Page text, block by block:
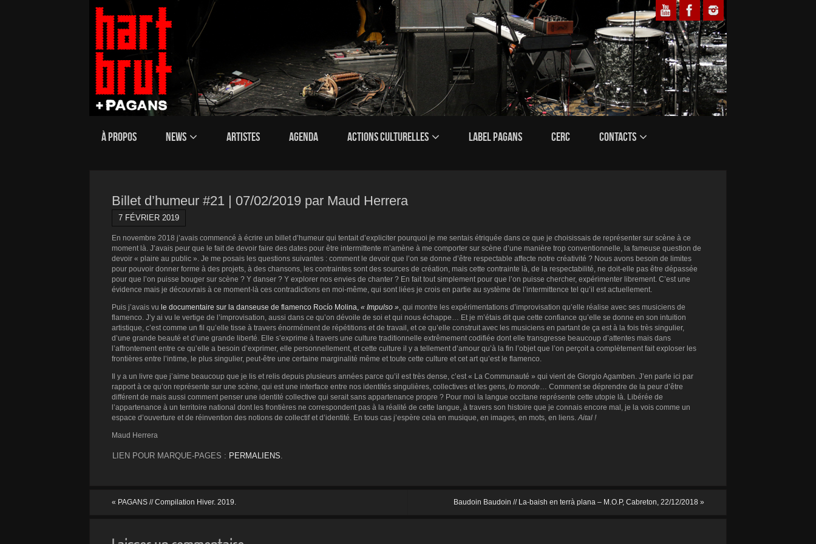
À PROPOS NEWS ARTISTES AGENDA ACTIONS CULTURELLES LABEL PAGANS CERC CONTACTS
Billet d’humeur #21 | 07/02/2019 par Maud Herrera
7 FÉVRIER 2019
En novembre 2018 j’avais commencé à écrire un billet d’humeur qui tentait d’expliciter pourquoi je me sentais étriquée dans ce que je choisissais de représenter sur scène à ce
moment là. J’avais peur que le fait de devoir faire des dates pour être intermittente m’amène à me comporter sur scène d’une manière trop conventionnelle, la fameuse question de
devoir « plaire au public ». Je me posais les questions suivantes : comment le devoir que l’on se donne d’être respectable affecte notre créativité ? Nous avons besoin de limites
pour pouvoir donner forme à des projets, à des chansons, les contraintes sont des sources de création, mais cette contrainte là, de la respectabilité, ne doit-elle pas être dépassée
pour que l’on puisse bouger sur scène ? Y danser ? Y explorer nos envies de chanter ? En fait tout simplement pour que l’on puisse chercher, expérimenter librement. C’est une
évidence mais je découvrais à ce moment-là ces contradictions en moi-même, qui sont liées je crois en partie au système de l’intermittence tel qu’il est actuellement.
Puis j’avais vu le documentaire sur la danseuse de flamenco Rocío Molina, « Impulso », qui montre les expérimentations d’improvisation qu’elle réalise avec ses musiciens de
flamenco. J’y ai vu le vertige de l’improvisation, aussi dans ce qu’on dévoile de soi et qui nous échappe… Et je m’étais dit que cette confiance qu’elle se donne en son intuition
artistique, c’est comme un fil qu’elle tisse à travers énormément de répétitions et de travail, et ce qu’elle construit avec les musiciens en partant de ça est à la fois très singulier,
d’une grande beauté et d’une grande liberté. Elle s’exprime à travers une culture traditionnelle extrêmement codifiée dont elle transgresse beaucoup d’attentes mais dans
l’affrontement entre ce qu’elle a besoin d’exprimer, elle personnellement, et cette culture il y a tellement d’amour qu’à la fin l’objet que l’on perçoit a complètement fait exploser les
frontières entre l’intime, le plus singulier, peut-être une certaine marginalité même et toute cette culture et cet art qu’est le flamenco.
Il y a un livre que j’aime beaucoup que je lis et relis depuis plusieurs années parce qu’il est très dense, c’est « La Communauté » qui vient de Giorgio Agamben. J’en parle ici par
rapport à ce qu’on représente sur une scène, qui est une interface entre nos identités singulières, collectives et les gens, lo monde… Comment se déprendre de la peur d’être
différent de mais aussi comment penser une identité collective qui serait sans appartenance propre ? Pour moi la langue occitane représente cette utopie là. Libérée de
l’appartenance à un territoire national dont les frontières ne correspondent pas à la réalité de cette langue, à travers son histoire que je connais encore mal, je la vois comme un
espace d’ouverture et de réinvention des notions de collectif et d’identité. En tous cas j’espère cela en musique, en images, en mots, en liens.Aital !
Maud Herrera
LIEN POUR MARQUE-PAGES : PERMALIENS.
« PAGANS // Compilation Hiver. 2019. Baudoin Baudoin // La-baish en terrà plana – M.O.P, Cabreton, 22/12/2018 »